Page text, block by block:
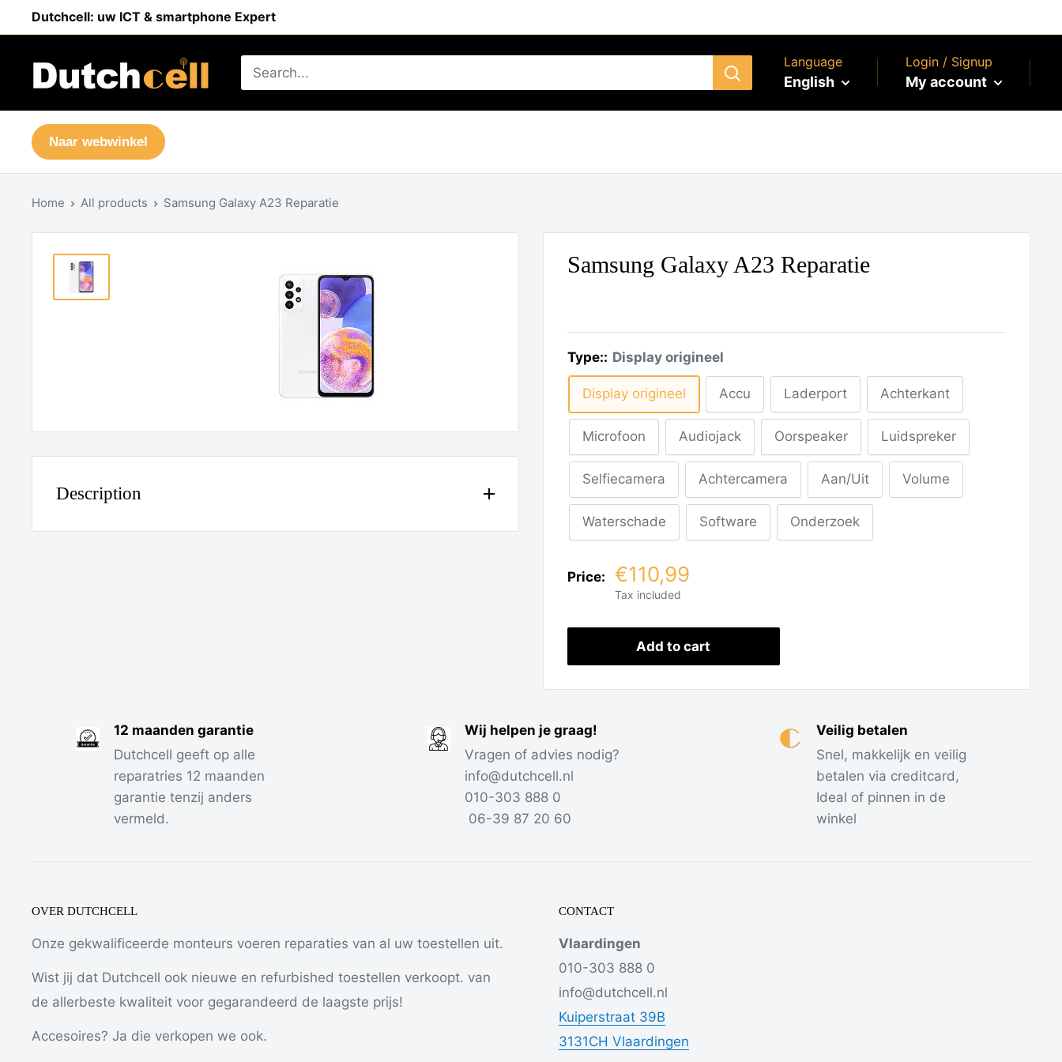
Dutchcell: uw ICT & smartphone Expert
Language
English
Login / Signup
My account
Naar webwinkel
Home All products Samsung Galaxy A23 Reparatie
Samsung Galaxy A23 Reparatie
Type:: Display origineel
Display origineel Accu Laderport Achterkant
Microfoon Audiojack Oorspeaker Luidspreker
Selfiecamera Achtercamera Aan/Uit Volume
Waterschade Software Onderzoek
Price: €110,99
Tax included
Add to cart
Description
lossen – vaak klaar terwijl je wacht.
Veelvoorkomende Reparaties:
Gaat je telefoon snel leeg of laadt hij slecht op? Tijd voor een
nieuwe batterij.
Laadpoort reparatie
Laadt je toestel niet meer goed op? Wij vervangen of repareren de
12 maanden garantie
Dutchcell geeft op alle
reparatries 12 maanden
garantie tenzij anders
vermeld.
Wij helpen je graag!
Vragen of advies nodig?
info@dutchcell.nl
010-303 888 0
06-39 87 20 60
Veilig betalen
Snel, makkelijk en veilig
betalen via creditcard,
Ideal of pinnen in de
winkel
OVER DUTCHCELL
Onze gekwalificeerde monteurs voeren reparaties van al uw toestellen uit.
Wist jij dat Dutchcell ook nieuwe en refurbished toestellen verkoopt. van
de allerbeste kwaliteit voor gegarandeerd de laagste prijs!
Accesoires? Ja die verkopen we ook.
CONTACT
Vlaardingen
010-303 888 0
info@dutchcell.nl
Kuiperstraat 39B
3131CH Vlaardingen